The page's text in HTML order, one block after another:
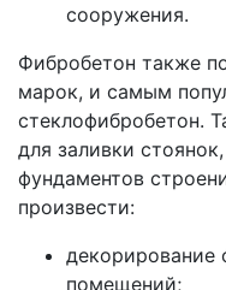
сооружения.
Фибробетон также
марок, и самым
стеклофибробетон.
для заливки
фундаментов
произвести:
декорирование
помещений;